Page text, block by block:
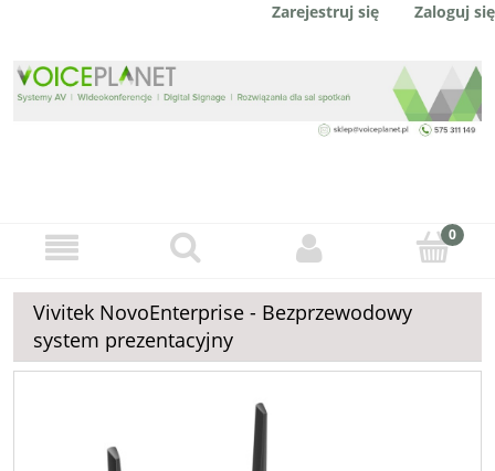
Zarejestruj się Zaloguj się
Vivitek NovoEnterprise - Bezprzewodowy
system prezentacyjny